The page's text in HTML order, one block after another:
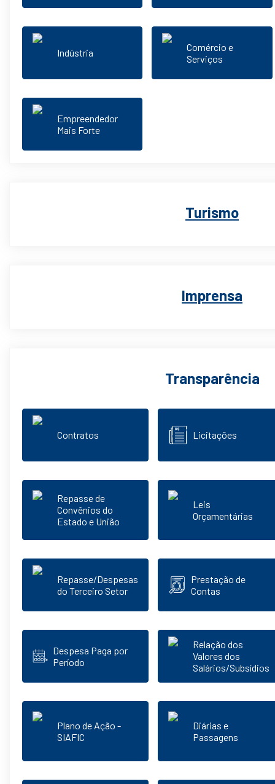
Indústria
Comércio e
Serviços
Empreendedor
Mais Forte
Turismo
Imprensa
Transparência
Contratos Licitações
Repasse de
Convênios do
Estado e União
Leis
Orçamentárias
Repasse/Despesas
do Terceiro Setor
Prestação de
Contas
Despesa Paga por
Período
Relação dos
Valores dos
Salários/Subsídios
Plano de Ação -
SIAFIC
Diárias e
Passagens